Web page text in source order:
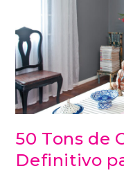
50 Tons de
Definitivo